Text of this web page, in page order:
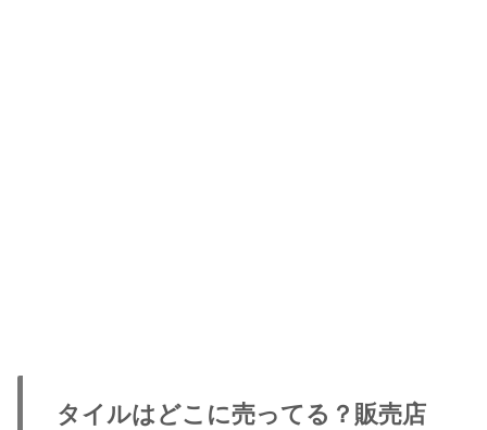
タイルはどこに売ってる？販売店